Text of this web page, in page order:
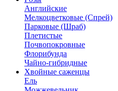
Английские
Мелкоцветковые (Спрей)
Парковые (Шраб)
Плетистые
Почвопокровные
Флорибунда
Чайно-гибридные
Хвойные саженцы
Ель